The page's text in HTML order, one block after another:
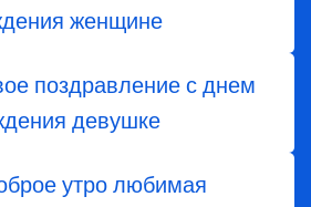
женщине
поздравление с днем
девушке
утро любимая